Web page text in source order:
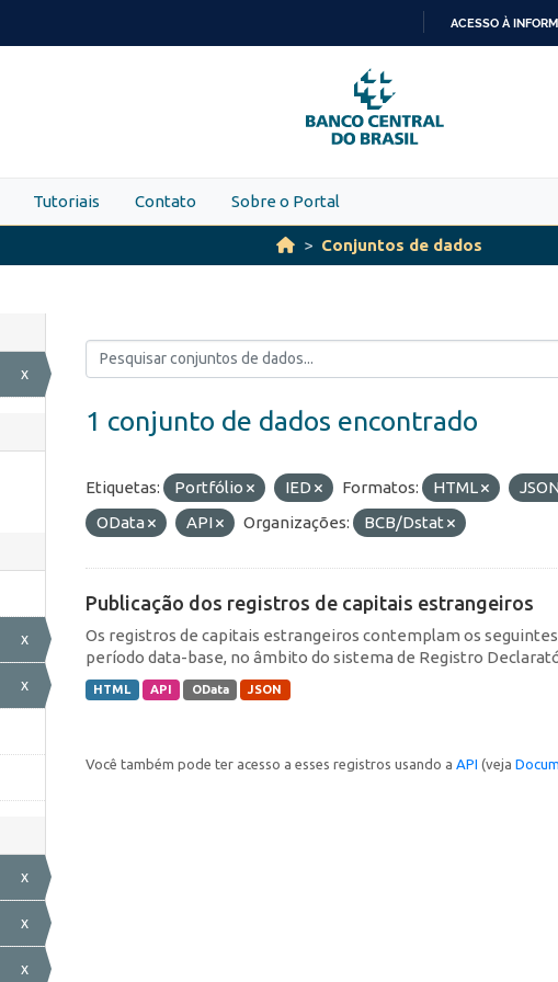
PARA
O
CONTEÚDO
ACESSO À
Tutoriais Contato Sobre o Portal
Conjuntos de dados
x
x
x
x
x
x
1 conjunto de dados encontrado
Etiquetas: Portfólio IED Formatos: HTML
JSON
OData
API Organizações: BCB/Dstat
Publicação dos registros de capitais estrangeiros
Os registros de capitais estrangeiros contemplam os
período data-base, no âmbito do sistema de Registro
HTML API OData JSON
Você também pode ter acesso a esses registros usando a API (veja